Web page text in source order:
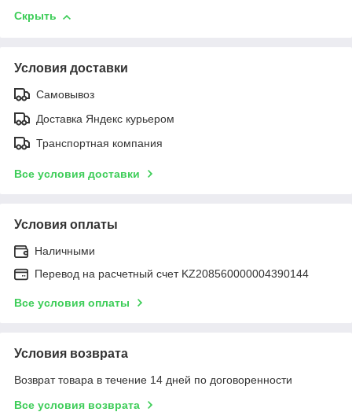
Скрыть
Условия доставки
Самовывоз
Доставка Яндекс курьером
Транспортная компания
Все условия доставки
Условия оплаты
Наличными
Перевод на расчетный счет KZ208560000004390144
Все условия оплаты
Условия возврата
Возврат товара в течение 14 дней по договоренности
Все условия возврата